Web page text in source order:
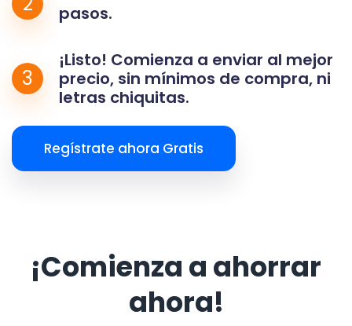
pasos.
3
¡Listo! Comienza a enviar al mejor
precio, sin mínimos de compra, ni
letras chiquitas.
Regístrate ahora Gratis
¡Comienza a ahorrar
ahora!